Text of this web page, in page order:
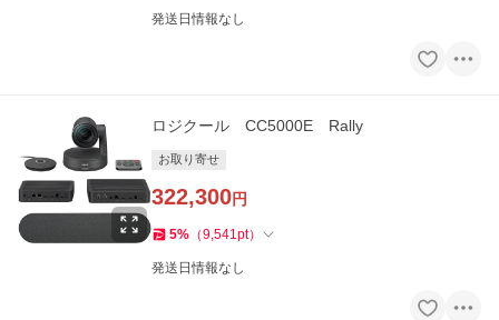
発送日情報なし
ロジクール CC5000E Rally
お取り寄せ
322,300円
5% （9,541pt）
発送日情報なし